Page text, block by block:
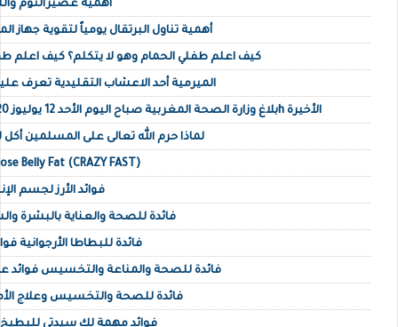
أهمية عصيرالثوم
أهمية تناول البرتقال يومياً لتقوية جهاز
كيف اعلم طفلي الحمام وهو لا يتكلم؟ كيف اعلم
الميرمية أحد الاعشاب التقليدية تعرف
بلاغ وزارة الصحة المغربية صباح اليوم الأحد 12 يوليوز 2020 حول أخر مستجدات 16h الأخيرة
لماذا حرم الله تعالى على المسلمين
Belly Fat (CRAZY FAST)
4 فوائد الأرز لجسم
16 فائدة للصحة والعناية بالبشرة
20 فائدة للبطاطا الأرجوانية
28 فائدة للصحة والمناعة والتخسيس فوائد
12 فائدة للصحة والتخسيس وعلاج
10 فوائد مهمة لك سيدتي